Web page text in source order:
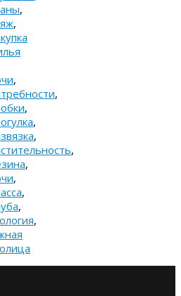
,
,
,
,
,
,
,
,
,
,
,
,
,